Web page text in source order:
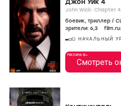
Джон Уик 4
боевик, триллер /
зрители: 6,3 film.ru:
НАЧАЛЬНЫЙ
РЕКЛАМА 18+
Смотреть